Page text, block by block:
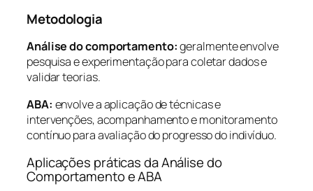
Metodologia
Análise do comportamento:geralmente envolve
pesquisa e experimentação para coletar dados e
validar teorias.
ABA: envolve a aplicação de técnicas e
intervenções, acompanhamento e monitoramento
contínuo para avaliação do progresso do indivíduo.
Aplicações práticas da Análise do
Comportamento e ABA